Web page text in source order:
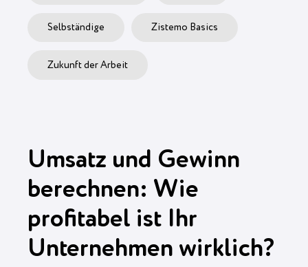
Selbständige Zistemo Basics
Zukunft der Arbeit
Umsatz und Gewinn
berechnen: Wie
profitabel ist Ihr
Unternehmen wirklich?